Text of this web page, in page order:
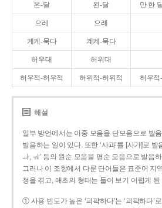
온-달 왼-달 만 한
으레 으례
케케-묵다 켸켸-묵다
허우대 허위대
허우적-허우적 허위적-허위적 허우적
해설
일부 방언에서는 이중 모음을 단모음으로 발음
발음하는 일이 있다. 또한 ‘사과’를 [사가]로 발
ㅘ, ㅝ’ 등의 원순 모음을 평순 모음으로 발음
그러나 이 조항에서 다룬 단어들은 표준어 지
정을 겪고, 애초의 형태는 들어 보기 어렵게
① 사용 빈도가 높은 ‘괴퍅하다’는 ‘괴팍하다’